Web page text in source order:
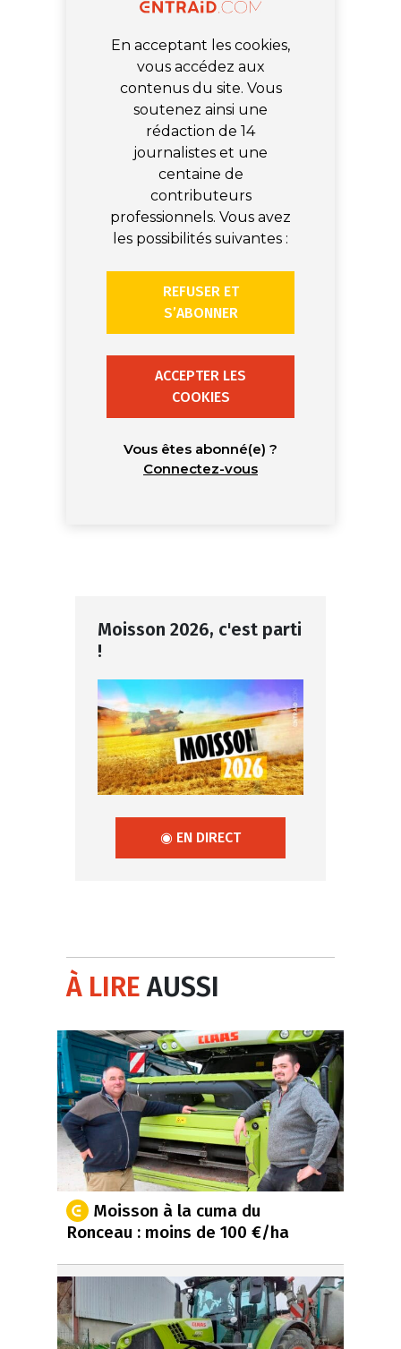
En acceptant les cookies,
vous accédez aux
contenus du site. Vous
soutenez ainsi une
rédaction de 14
journalistes et une
centaine de
contributeurs
professionnels. Vous avez
les possibilités suivantes :
REFUSER ET
S’ABONNER
ACCEPTER LES
COOKIES
Vous êtes abonné(e) ?
Connectez-vous
Moisson 2026, c'est parti
!
◉ EN DIRECT
À LIREAUSSI
Moisson à la cuma du
Ronceau : moins de 100 €/ha